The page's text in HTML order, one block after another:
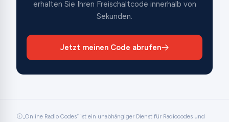
erhalten Sie Ihren Freischaltcode innerhalb von
Sekunden.
Jetzt meinen Code abrufen
„Online Radio Codes“ ist ein unabhängiger Dienst für Radiocodes und